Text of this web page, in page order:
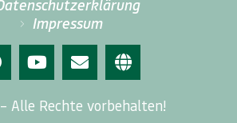
Impressum
Alle Rechte vorbehalten!